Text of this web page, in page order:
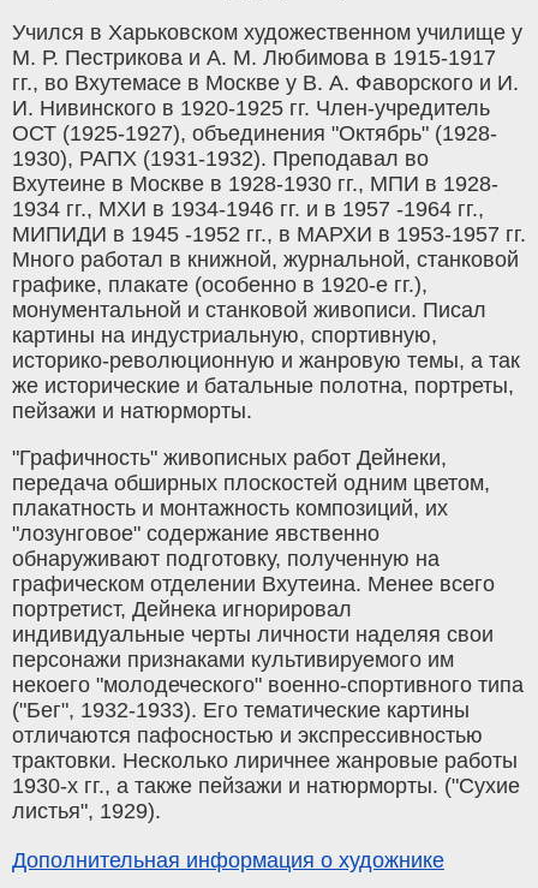
Учился в Харьковском художественном училище у
М. Р. Пестрикова и А. М. Любимова в 1915-1917
гг., во Вхутемасе в Москве у В. А. Фаворского и И.
И. Нивинского в 1920-1925 гг. Член-учредитель
ОСТ (1925-1927), объединения "Октябрь" (1928-
1930), РАПХ (1931-1932). Преподавал во
Вхутеине в Москве в 1928-1930 гг., МПИ в 1928-
1934 гг., МХИ в 1934-1946 гг. и в 1957 -1964 гг.,
МИПИДИ в 1945 -1952 гг., в МАРХИ в 1953-1957 гг.
Много работал в книжной, журнальной, станковой
графике, плакате (особенно в 1920-е гг.),
монументальной и станковой живописи. Писал
картины на индустриальную, спортивную,
историко-революционную и жанровую темы, а так
же исторические и батальные полотна, портреты,
пейзажи и натюрморты.
"Графичность" живописных работ Дейнеки,
передача обширных плоскостей одним цветом,
плакатность и монтажность композиций, их
"лозунговое" содержание явственно
обнаруживают подготовку, полученную на
графическом отделении Вхутеина. Менее всего
портретист, Дейнека игнорировал
индивидуальные черты личности наделяя свои
персонажи признаками культивируемого им
некоего "молодеческого" военно-спортивного типа
("Бег", 1932-1933). Его тематические картины
отличаются пафосностью и экспрессивностью
трактовки. Несколько лиричнее жанровые работы
1930-х гг., а также пейзажи и натюрморты. ("Сухие
листья", 1929).
Дополнительная информация о художнике